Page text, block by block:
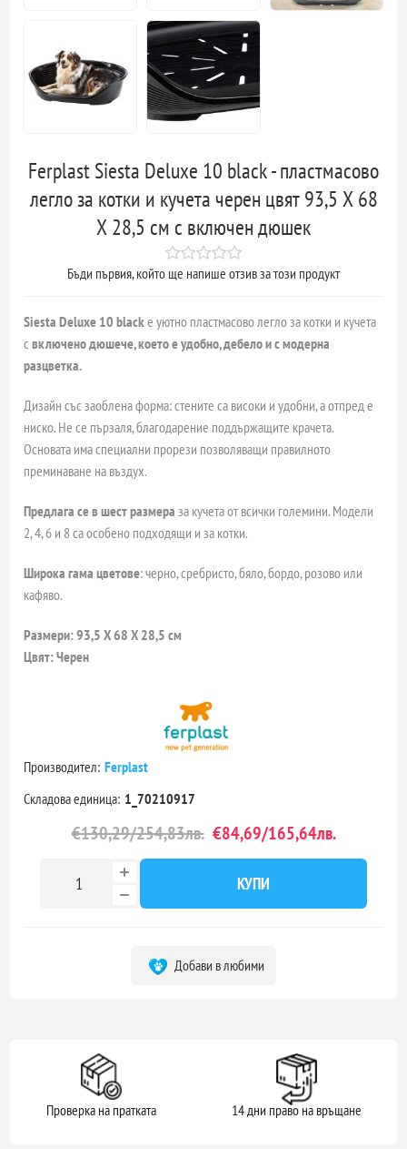
Ferplast Siesta Deluxe 10 black - пластмасово
легло за котки и кучета черен цвят 93,5 Х 68
Х 28,5 см с включен дюшек
Бъди първия, който ще напише отзив за този продукт
Siesta Deluxe 10 blackе уютно пластмасово легло за котки и кучета
свключенo дюшече, което е удобно, дебело и с модерна
разцветка.
Дизайн със заоблена форма: стените са високи и удобни, а отпред е
ниско. Не се пързаля, благодарение поддържащите крачета.
Основата има специални прорези позволяващи правилното
преминаване на въздух.
Предлага се в шест размера за кучета от всички големини. Модели
2, 4, 6 и 8 са особено подходящи и за котки.
Широка гама цветове: черно, сребристо, бяло, бордо, розово или
кафяво.
Размери: 93,5 Х 68 Х 28,5 см
Цвят: Черен
Производител: Ferplast
Складова единица: 1_70210917
€130,29/254,83лв. €84,69/165,64лв.
КУПИ
Добави в любими
Проверка на пратката 14 дни право на връщане